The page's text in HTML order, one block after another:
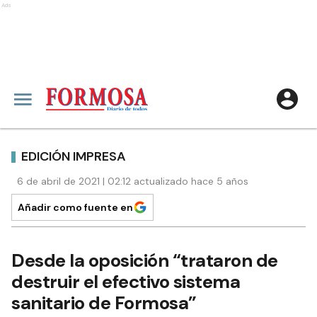
Ads
EDICIÓN IMPRESA
6 de abril de 2021 | 02:12 actualizado hace 5 años
Añadir como fuente en
Desde la oposición “trataron de
destruir el efectivo sistema
sanitario de Formosa”